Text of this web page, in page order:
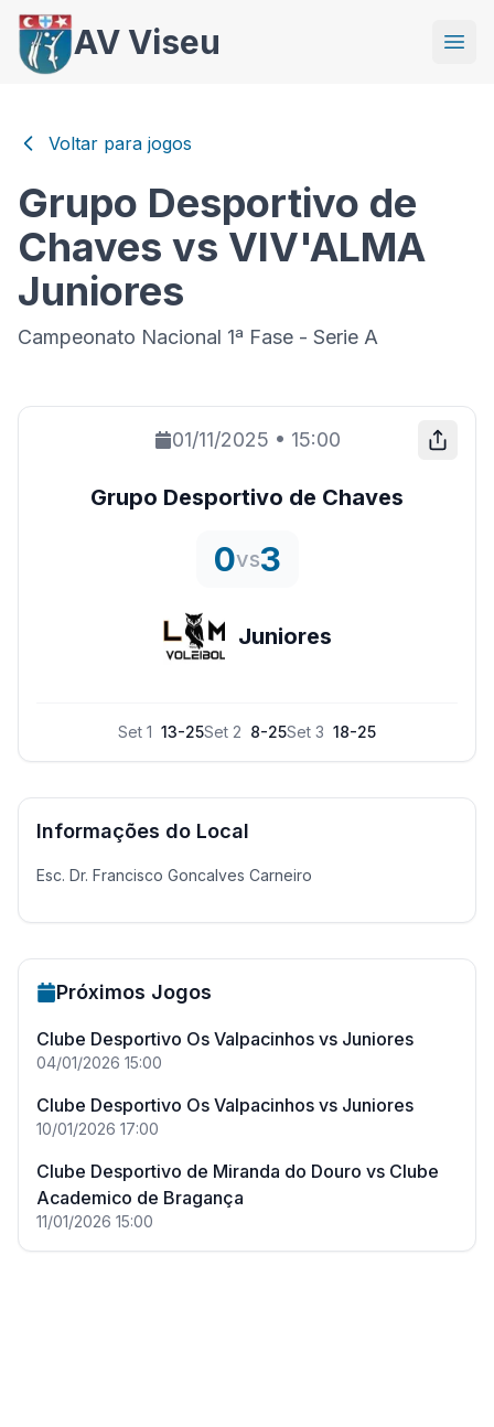
AV Viseu
Voltar para jogos
Grupo Desportivo de
Chaves vs VIV'ALMA
Juniores
Campeonato Nacional 1ª Fase - Serie A
01/11/2025 • 15:00
Grupo Desportivo de Chaves
0vs3
Juniores
Set 1 13-25Set 2 8-25Set 3 18-25
Informações do Local
Esc. Dr. Francisco Goncalves Carneiro
Próximos Jogos
Clube Desportivo Os Valpacinhos vs Juniores
04/01/2026 15:00
Clube Desportivo Os Valpacinhos vs Juniores
10/01/2026 17:00
Clube Desportivo de Miranda do Douro vs Clube
Academico de Bragança
11/01/2026 15:00